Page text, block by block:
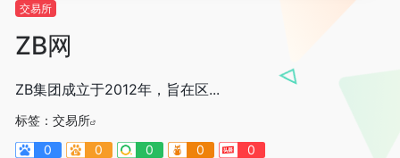
交易所
ZB网
ZB集团成立于2012年，旨在区...
标签： 交易所
0
0 0 0 0